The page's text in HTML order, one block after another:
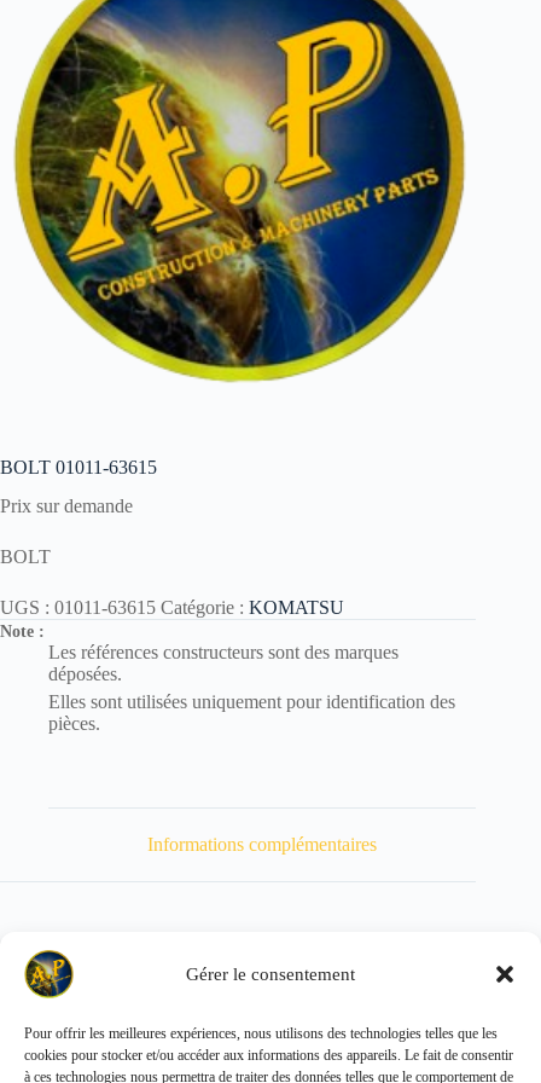
Gérer le consentement
Pour offrir les meilleures expériences, nous utilisons des technologies telles que les
cookies pour stocker et/ou accéder aux informations des appareils. Le fait de consentir
à ces technologies nous permettra de traiter des données telles que le comportement de
BOLT 01011-63615
Prix sur demande
BOLT
UGS : 01011-63615 Catégorie : KOMATSU
Note :
Les références constructeurs sont des marques
déposées.
Elles sont utilisées uniquement pour identification des
pièces.
Informations complémentaires
Poids 1270 kg
Copyright © 2026 - ALL PARTS FRANCE SAS